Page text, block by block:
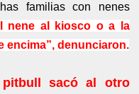
familias con nenes
nene al kiosco o a la
encima”, denunciaron.
sacó al otro